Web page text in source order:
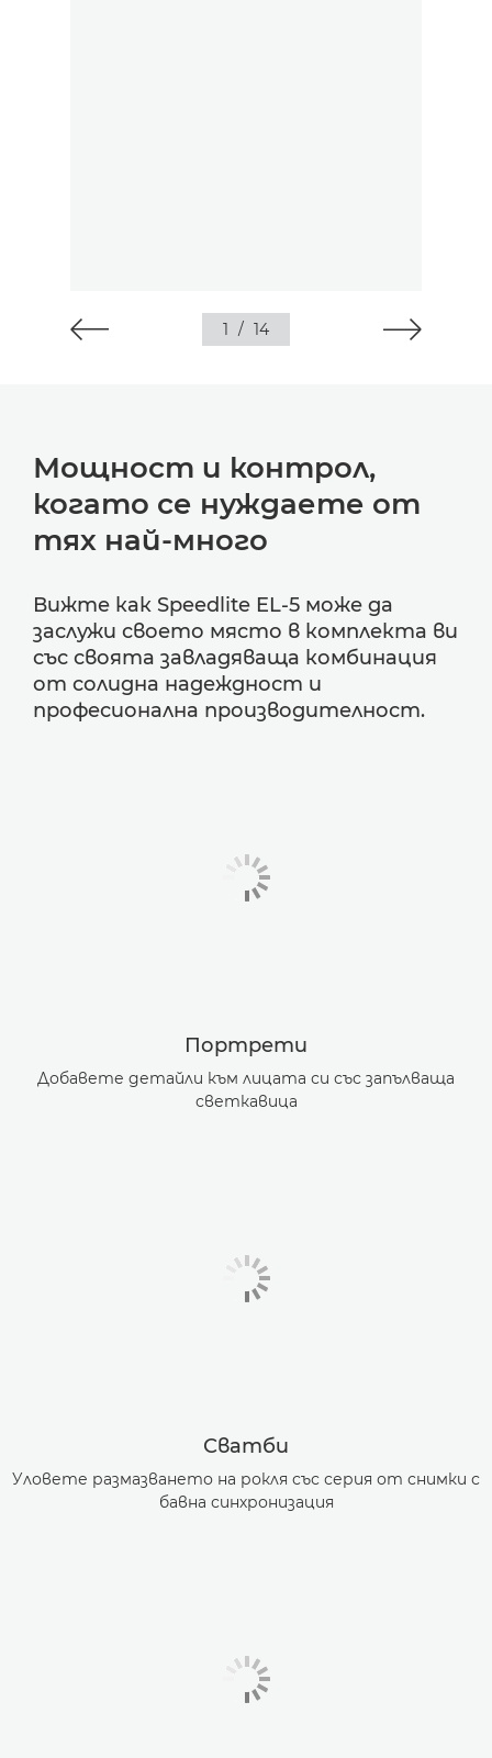
1 / 14
Мощност и контрол,
когато се нуждаете от
тях най-много
Вижте как Speedlite EL-5 може да
заслужи своето място в комплекта ви
със своята завладяваща комбинация
от солидна надеждност и
професионална производителност.
Портрети
Добавете детайли към лицата си със запълваща
светкавица
Сватби
Уловете размазването на рокля със серия от снимки с
бавна синхронизация